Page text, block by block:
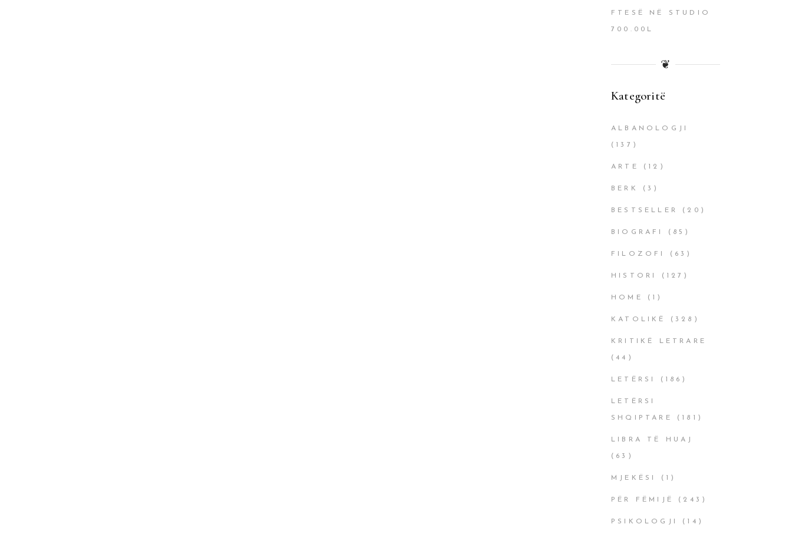
FTESË NË STUDIO
700.00 L
❦
Kategoritë
ALBANOLOGJI
(137)
ARTE (12)
BERK (3)
BESTSELLER (20)
BIOGRAFI (85)
FILOZOFI (63)
HISTORI (127)
HOME (1)
KATOLIKË (328)
KRITIKË LETRARE
(44)
LETËRSI (186)
LETËRSI
SHQIPTARE (181)
LIBRA TË HUAJ
(63)
MJEKËSI (1)
PËR FËMIJË (243)
PSIKOLOGJI (14)